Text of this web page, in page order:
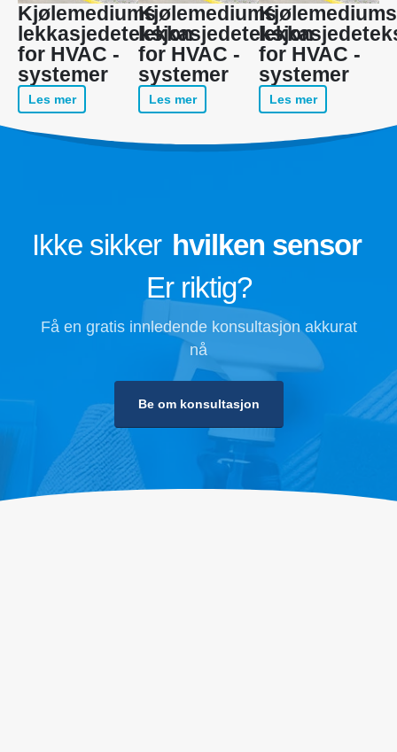
Kjølemediums
lekkasjedeteksjon
for HVAC -
systemer
Les mer
Kjølemediums
lekkasjedeteksjon
for HVAC -
systemer
Les mer
Kjølemediums
for HVAC -
systemer
Les mer
Ikke sikker hvilken sensor
Er riktig?
Få en gratis innledende konsultasjon akkurat
nå
Be om konsultasjon